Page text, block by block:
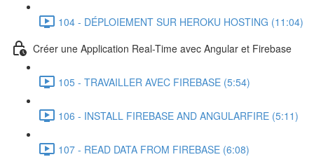
104 - DÉPLOIEMENT SUR HEROKU HOSTING (11:04)
Créer une Application Real-Time avec Angular et Firebase
105 - TRAVAILLER AVEC FIREBASE (5:54)
106 - INSTALL FIREBASE AND ANGULARFIRE (5:11)
107 - READ DATA FROM FIREBASE (6:08)